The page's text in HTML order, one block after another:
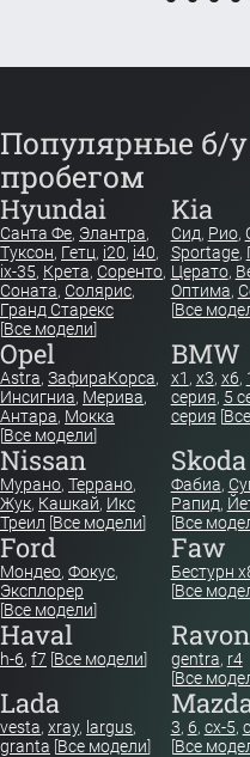
Популярные б/
пробегом
Hyundai
Санта Фе, Элантра,
Туксон, Гетц, i20, i40,
ix-35, Крета, Соренто,
Соната, Солярис,
Гранд Старекс
[Все модели]
Kia
Сид, Рио,
Sportage,
Церато,
Оптима,
[Все
Opel
Astra, ЗафираКорса,
Инсигниа, Мерива,
Антара, Мокка
[Все модели]
BMW
x1 , x3, x6,
серия, 5
серия [
Nissan
Мурано, Террано,
Жук, Кашкай, Икс
Треил [Все модели]
Skoda
Фабиа,
Рапид,
[Все
Ford
Мондео, Фокус,
Эксплорер
[Все модели]
Faw
Бестурн
[Все
Haval
h-6, f7 [Все модели]
Ravon
gentra, r4
[Все
Lada
vesta, xray, largus,
granta [Все модели]
3, 6, cx-5,
[Все